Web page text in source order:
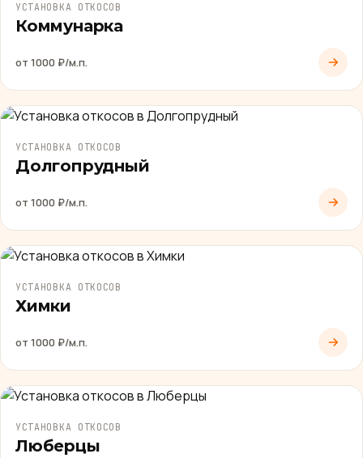
УСТАНОВКА ОТКОСОВ
Коммунарка
от 1000 ₽/м.п.
УСТАНОВКА ОТКОСОВ
Долгопрудный
от 1000 ₽/м.п.
УСТАНОВКА ОТКОСОВ
Химки
от 1000 ₽/м.п.
УСТАНОВКА ОТКОСОВ
Люберцы